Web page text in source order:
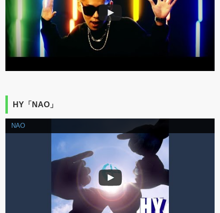
HY「NAO」
NAO